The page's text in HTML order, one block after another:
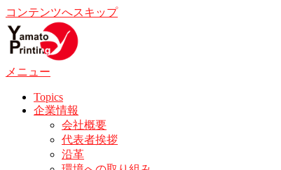
コンテンツへスキップ
メニュー
Topics
企業情報
会社概要
代表者挨拶
沿革